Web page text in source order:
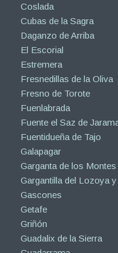
Coslada
Cubas de la Sagra
Daganzo de Arriba
El Escorial
Estremera
Fresnedillas de la Oliva
Fresno de Torote
Fuenlabrada
Fuente el Saz de
Fuentidueña de Tajo
Galapagar
Garganta de los Montes
Gargantilla del Lozoya
Gascones
Getafe
Griñón
Guadalix de la Sierra